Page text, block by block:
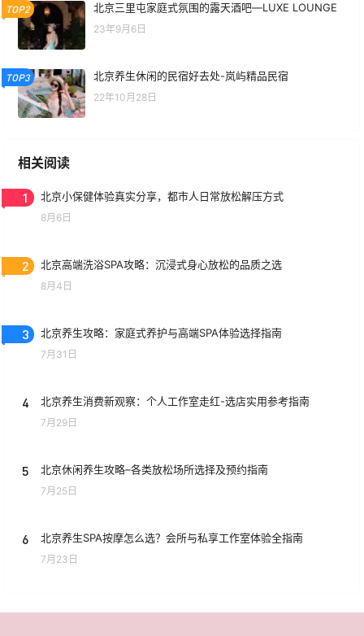
TOP2 北京三里屯家庭式氛围的露天酒吧—LUXE LOUNGE
23年9月6日
TOP3 北京养生休闲的民宿好去处-岚屿精品民宿
22年10月28日
相关阅读
1 北京小保健体验真实分享，都市人日常放松解压方式
8月6日
2 北京高端洗浴SPA攻略：沉浸式身心放松的品质之选
8月4日
3 北京养生攻略：家庭式养护与高端SPA体验选择指南
7月31日
4 北京养生消费新观察：个人工作室走红-选店实用参考指南
7月29日
5 北京休闲养生攻略–各类放松场所选择及预约指南
7月25日
6 北京养生SPA按摩怎么选？会所与私享工作室体验全指南
7月23日